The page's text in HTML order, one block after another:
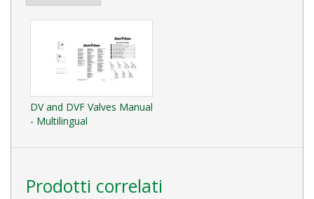
DV and DVF Valves Manual
- Multilingual
Prodotti correlati